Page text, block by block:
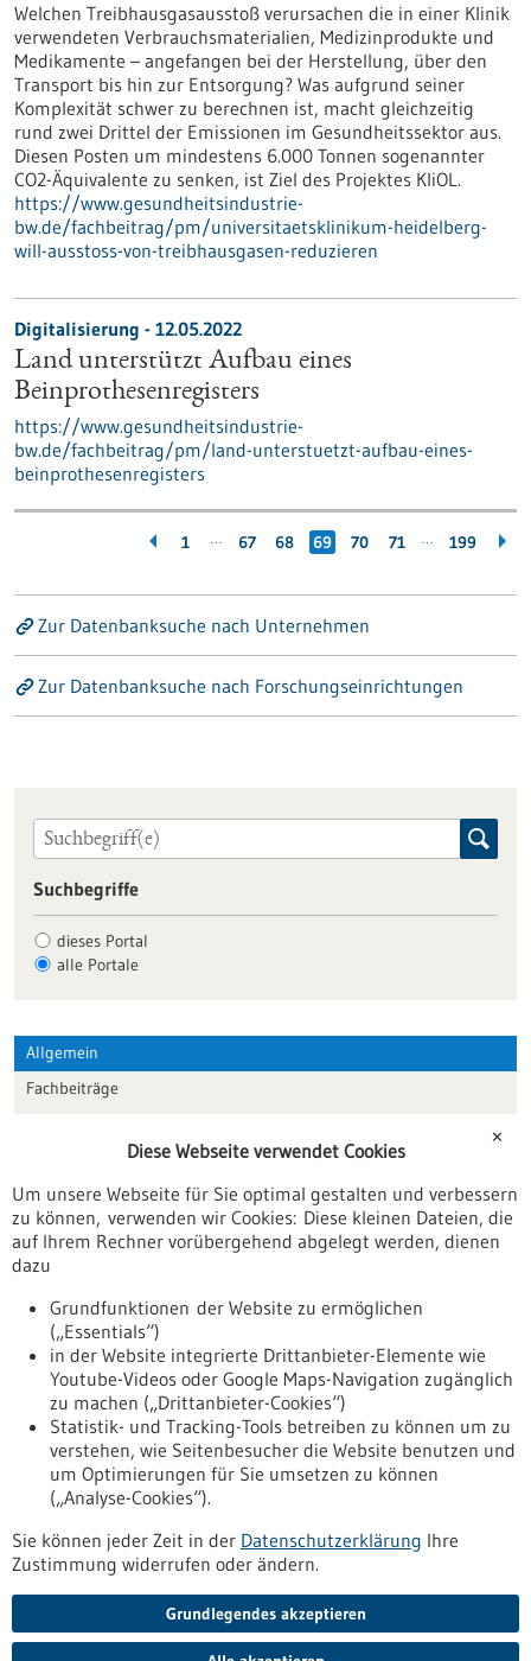
Welchen Treibhausgasausstoß verursachen die in einer Klinik
verwendeten Verbrauchsmaterialien, Medizinprodukte und
Medikamente – angefangen bei der Herstellung, über den
Transport bis hin zur Entsorgung? Was aufgrund seiner
Komplexität schwer zu berechnen ist, macht gleichzeitig
rund zwei Drittel der Emissionen im Gesundheitssektor aus.
Diesen Posten um mindestens 6.000 Tonnen sogenannter
CO2-Äquivalente zu senken, ist Ziel des Projektes KliOL.
https://www.gesundheitsindustrie-
bw.de/fachbeitrag/pm/universitaetsklinikum-heidelberg-
will-ausstoss-von-treibhausgasen-reduzieren
Digitalisierung - 12.05.2022
Land unterstützt Aufbau eines
Beinprothesenregisters
https://www.gesundheitsindustrie-
bw.de/fachbeitrag/pm/land-unterstuetzt-aufbau-eines-
beinprothesenregisters
1 … 67 68 69 70 71 … 199
Zur Datenbanksuche nach Unternehmen
Zur Datenbanksuche nach Forschungseinrichtungen
Suchbegriffe
dieses Portal
alle Portale
Allgemein
Fachbeiträge
Veranstaltungen
Erscheinungsdatum
Nach oben
Informiert bleiben
Newsletter abonnieren
✕
Diese Webseite verwendet Cookies
Um unsere Webseite für Sie optimal gestalten und verbessern
zu können, verwenden wir Cookies: Diese kleinen Dateien, die
auf Ihrem Rechner vorübergehend abgelegt werden, dienen
dazu
Grundfunktionen der Website zu ermöglichen
(„Essentials“)
in der Website integrierte Drittanbieter-Elemente wie
Youtube-Videos oder Google Maps-Navigation zugänglich
zu machen („Drittanbieter-Cookies“)
Statistik- und Tracking-Tools betreiben zu können um zu
verstehen, wie Seitenbesucher die Website benutzen und
um Optimierungen für Sie umsetzen zu können
(„Analyse-Cookies“).
Sie können jeder Zeit in der Datenschutzerklärung Ihre
Zustimmung widerrufen oder ändern.
Grundlegendes akzeptieren